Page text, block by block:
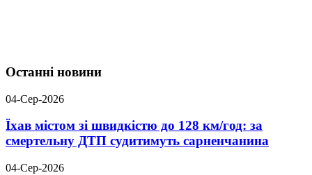
Останні новини
04-Сер-2026
Їхав містом зі швидкістю до 128 км/год: за
смертельну ДТП судитимуть сарненчанина
04-Сер-2026